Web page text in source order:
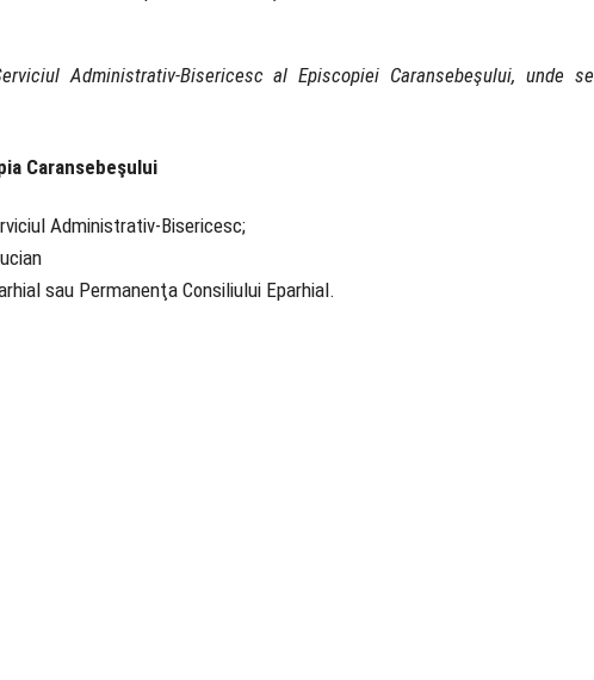
Administrativ-Bisericesc al Episcopiei Caransebeşului, unde se
Caransebeşului
Administrativ-Bisericesc;
sau Permanenţa Consiliului Eparhial.